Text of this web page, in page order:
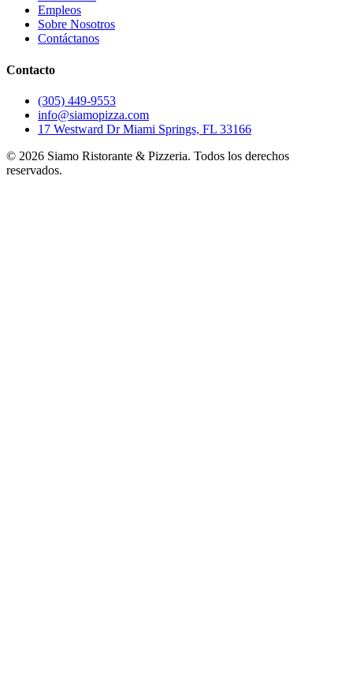
Empleos
Sobre Nosotros
Contáctanos
Contacto
(305) 449-9553
info@siamopizza.com
17 Westward Dr Miami Springs, FL 33166
© 2026 Siamo Ristorante & Pizzeria. Todos los derechos
reservados.